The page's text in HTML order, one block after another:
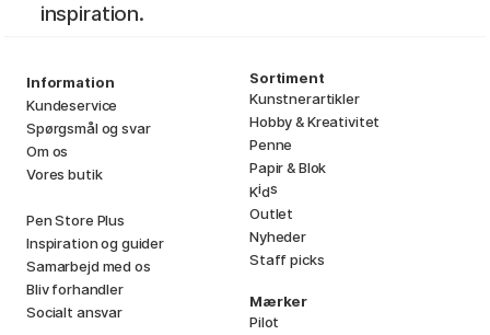
inspiration.
Information
Kundeservice
Spørgsmål og svar
Om os
Vores butik
Pen Store Plus
Inspiration og guider
Samarbejd med os
Bliv forhandler
Socialt ansvar
Sortiment
Kunstnerartikler
Hobby & Kreativitet
Penne
Papir & Blok
Kids
Outlet
Nyheder
Staff picks
Mærker
Pilot